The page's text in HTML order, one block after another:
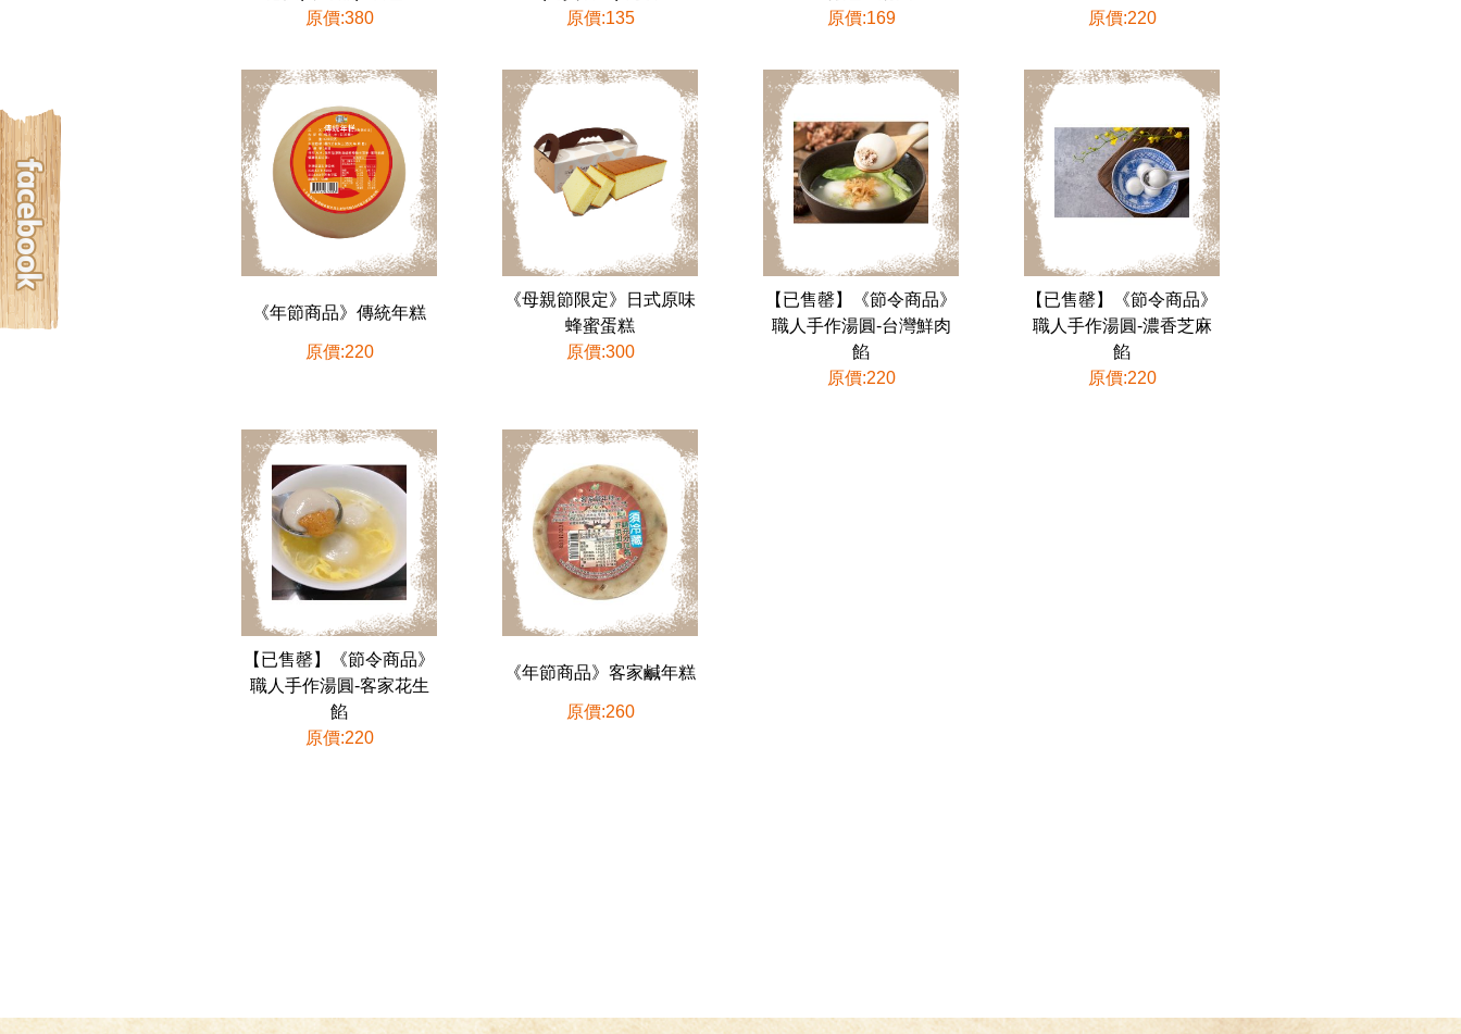
原價:380
原價:135
原價:169
原價:220
《年節商品》傳統年糕
原價:220
《母親節限定》日式原味
蜂蜜蛋糕
原價:300
【已售罄】《節令商品》
職人手作湯圓-台灣鮮肉
餡
原價:220
【已售罄】《節令商品》
職人手作湯圓-濃香芝麻
餡
原價:220
【已售罄】《節令商品》
職人手作湯圓-客家花生
餡
原價:220
《年節商品》客家鹹年糕
原價:260